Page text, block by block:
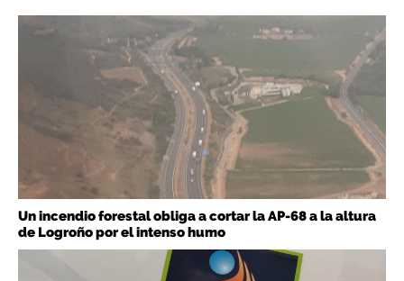
Un incendio forestal obliga a cortar la AP-68 a la altura
de Logroño por el intenso humo